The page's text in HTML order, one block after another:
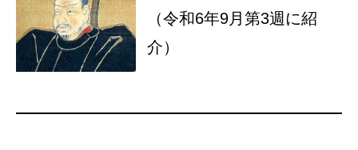
（令和6年9月第3週に紹
介）